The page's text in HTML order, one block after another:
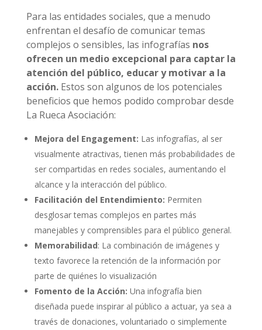
Para las entidades sociales, que a menudo
enfrentan el desafío de comunicar temas
complejos o sensibles, las infografías nos
ofrecen un medio excepcional para captar la
atención del público, educar y motivar a la
acción. Estos son algunos de los potenciales
beneficios que hemos podido comprobar desde
La Rueca Asociación:
Mejora del Engagement: Las infografías, al ser
visualmente atractivas, tienen más probabilidades de
ser compartidas en redes sociales, aumentando el
alcance y la interacción del público.
Facilitación del Entendimiento: Permiten
desglosar temas complejos en partes más
manejables y comprensibles para el público general.
Memorabilidad: La combinación de imágenes y
texto favorece la retención de la información por
parte de quiénes lo visualización
Fomento de la Acción: Una infografía bien
diseñada puede inspirar al público a actuar, ya sea a
través de donaciones, voluntariado o simplemente